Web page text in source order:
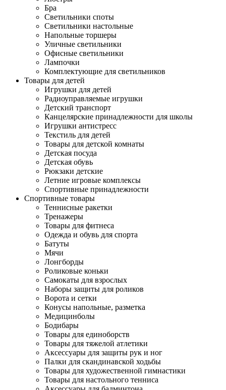
Бра
Светильники споты
Светильники настольные
Напольные торшеры
Уличные светильники
Офисные светильники
Лампочки
Комплектующие для светильников
Товары для детей
Игрушки для детей
Радиоуправляемые игрушки
Детский транспорт
Канцелярские принадлежности для школы
Игрушки антистресс
Текстиль для детей
Товары для детской комнаты
Детская посуда
Детская обувь
Рюкзаки детские
Летние игровые комплексы
Спортивные принадлежности
Спортивные товары
Теннисные ракетки
Тренажеры
Товары для фитнеса
Одежда и обувь для спорта
Батуты
Мячи
Лонгборды
Роликовые коньки
Самокаты для взрослых
Наборы защиты для роликов
Ворота и сетки
Конусы напольные, разметка
Медицинболы
Бодибары
Товары для единоборств
Товары для тяжелой атлетики
Аксессуары для защиты рук и ног
Палки для скандинавской ходьбы
Товары для художественной гимнастики
Товары для настольного тенниса